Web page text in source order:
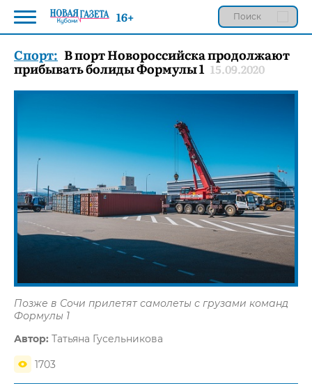
Спорт: В порт Новороссийска продолжают
прибывать болиды Формулы 1 15.09.2020
Позже в Сочи прилетят самолеты с грузами команд
Формулы 1
Автор: Татьяна Гусельникова
1703
16+